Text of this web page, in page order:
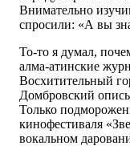
Внимательно
спросили: «А вы
То-то я думал,
алма-атинские
Восхитительный
Домбровский
Только
кинофестиваля
вокальном